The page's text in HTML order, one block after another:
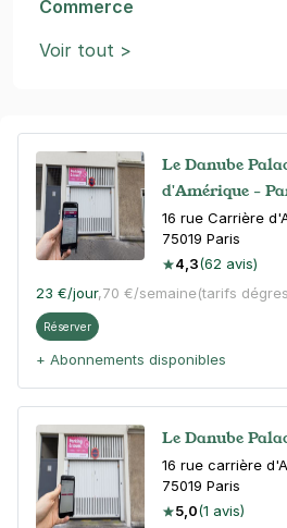
Le Danube
d'Amérique -
16 rue Carrière
75019 Paris
4,3(62 avis)
23 €/jour,70 €/semaine(tarifs
Réserver
+ Abonnements disponibles
Le Danube
16 rue carrière
75019 Paris
5,0(1 avis)
Commerce
Voir tout >